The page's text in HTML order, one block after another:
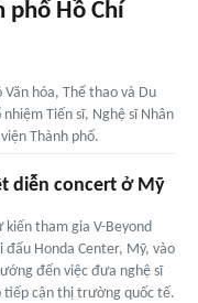
phố Hồ Chí
hóa, Thể thao và Du
Tiến sĩ, Nghệ sĩ Nhân
Thành phố.
diễn concert ở Mỹ
kiến tham gia V-Beyond
đấu Honda Center, Mỹ, vào
đến việc đưa nghệ sĩ
tiếp cận thị trường quốc tế.